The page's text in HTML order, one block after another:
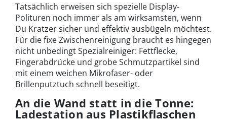
Tatsächlich erweisen sich spezielle Display-
Polituren noch immer als am wirksamsten, wenn
Du Kratzer sicher und effektiv ausbügeln möchtest.
Für die fixe Zwischenreinigung braucht es hingegen
nicht unbedingt Spezialreiniger: Fettflecke,
Fingerabdrücke und grobe Schmutzpartikel sind
mit einem weichen Mikrofaser- oder
Brillenputztuch schnell beseitigt.
An die Wand statt in die Tonne:
Ladestation aus Plastikflaschen